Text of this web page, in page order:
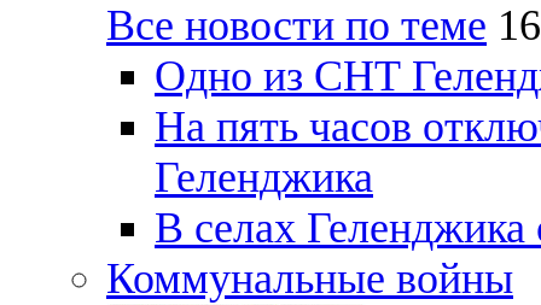
Все новости по теме
Одно из СНТ
На пять часов
Геленджика
В селах Геленджика
Коммунальные войны